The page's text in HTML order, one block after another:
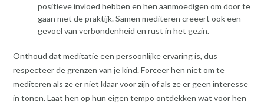
positieve invloed hebben en hen aanmoedigen om door te
gaan met de praktijk. Samen mediteren creëert ook een
gevoel van verbondenheid en rust in het gezin.
Onthoud dat meditatie een persoonlijke ervaring is, dus
respecteer de grenzen van je kind. Forceer hen niet om te
mediteren als ze er niet klaar voor zijn of als ze er geen interesse
in tonen. Laat hen op hun eigen tempo ontdekken wat voor hen